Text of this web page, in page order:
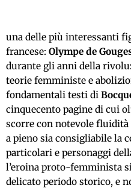
una delle più interessanti
francese: Olympe de
durante gli anni della
teorie femministe e
fondamentali testi di
cinquecento pagine di cui
scorre con notevole
a pieno sia consigliabile la
particolari e personaggi
l’eroina proto-femminista
delicato periodo storico, e